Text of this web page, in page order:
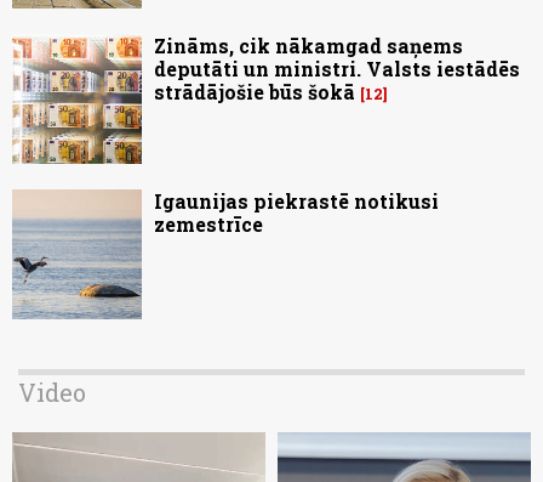
Zināms, cik nākamgad saņems
deputāti un ministri. Valsts iestādēs
strādājošie būs šokā
12
Igaunijas piekrastē notikusi
zemestrīce
Video